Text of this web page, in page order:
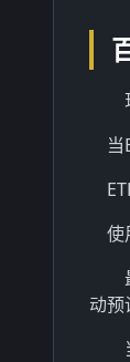
使
动预